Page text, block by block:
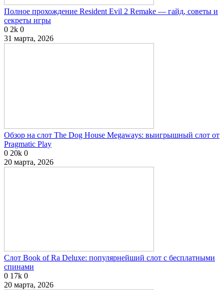
Полное прохождение Resident Evil 2 Remake — гайд, советы и
секреты игры
0 2k 0
31 марта, 2026
Обзор на слот The Dog House Megaways: выигрышный слот от
Pragmatic Play
0 20k 0
20 марта, 2026
Слот Book of Ra Deluxe: популярнейший слот с бесплатными
спинами
0 17k 0
20 марта, 2026